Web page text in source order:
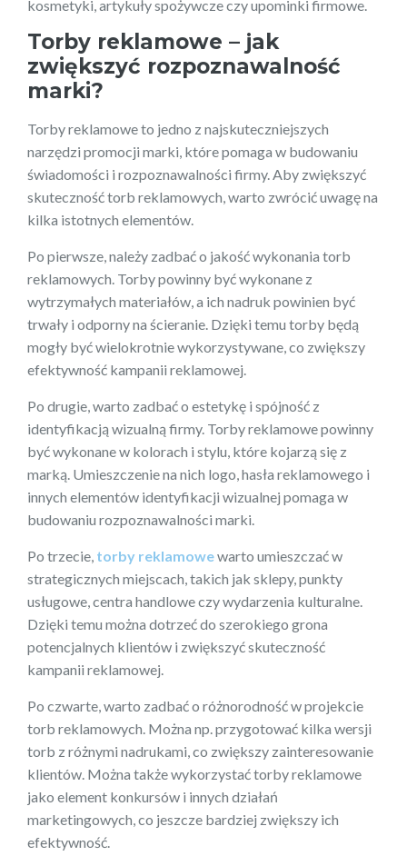
kosmetyki, artykuły spożywcze czy upominki firmowe.
Torby reklamowe – jak
zwiększyć rozpoznawalność
marki?
Torby reklamowe to jedno z najskuteczniejszych
narzędzi promocji marki, które pomaga w budowaniu
świadomości i rozpoznawalności firmy. Aby zwiększyć
skuteczność torb reklamowych, warto zwrócić uwagę na
kilka istotnych elementów.
Po pierwsze, należy zadbać o jakość wykonania torb
reklamowych. Torby powinny być wykonane z
wytrzymałych materiałów, a ich nadruk powinien być
trwały i odporny na ścieranie. Dzięki temu torby będą
mogły być wielokrotnie wykorzystywane, co zwiększy
efektywność kampanii reklamowej.
Po drugie, warto zadbać o estetykę i spójność z
identyfikacją wizualną firmy. Torby reklamowe powinny
być wykonane w kolorach i stylu, które kojarzą się z
marką. Umieszczenie na nich logo, hasła reklamowego i
innych elementów identyfikacji wizualnej pomaga w
budowaniu rozpoznawalności marki.
Po trzecie, torby reklamowewarto umieszczać w
strategicznych miejscach, takich jak sklepy, punkty
usługowe, centra handlowe czy wydarzenia kulturalne.
Dzięki temu można dotrzeć do szerokiego grona
potencjalnych klientów i zwiększyć skuteczność
kampanii reklamowej.
Po czwarte, warto zadbać o różnorodność w projekcie
torb reklamowych. Można np. przygotować kilka wersji
torb z różnymi nadrukami, co zwiększy zainteresowanie
klientów. Można także wykorzystać torby reklamowe
jako element konkursów i innych działań
marketingowych, co jeszcze bardziej zwiększy ich
efektywność.